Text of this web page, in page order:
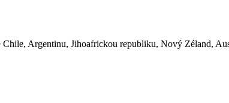
Chile, Argentinu, Jihoafrickou republiku, Nový Zéland,